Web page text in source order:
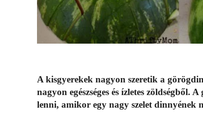
A kisgyerekek nagyon szeretik a
nagyon egészséges és ízletes
lenni, amikor egy nagy szelet dinnyének